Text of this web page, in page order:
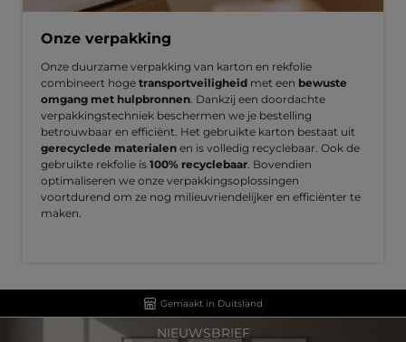
Onze verpakking
Onze duurzame verpakking van karton en rekfolie
combineert hoge transportveiligheid met een bewuste
omgang met hulpbronnen . Dankzij een doordachte
verpakkingstechniek beschermen we je bestelling
betrouwbaar en efficiënt. Het gebruikte karton bestaat uit
gerecyclede materialen en is volledig recyclebaar. Ook de
gebruikte rekfolie is 100% recyclebaar . Bovendien
optimaliseren we onze verpakkingsoplossingen
voortdurend om ze nog milieuvriendelijker en efficiënter te
maken.
Gemaakt in Duitsland
NIEUWSBRIEF